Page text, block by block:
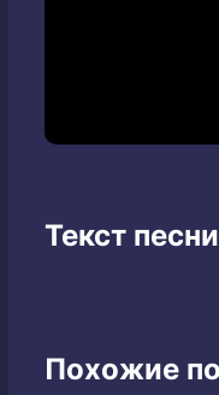
Текст
Похожие